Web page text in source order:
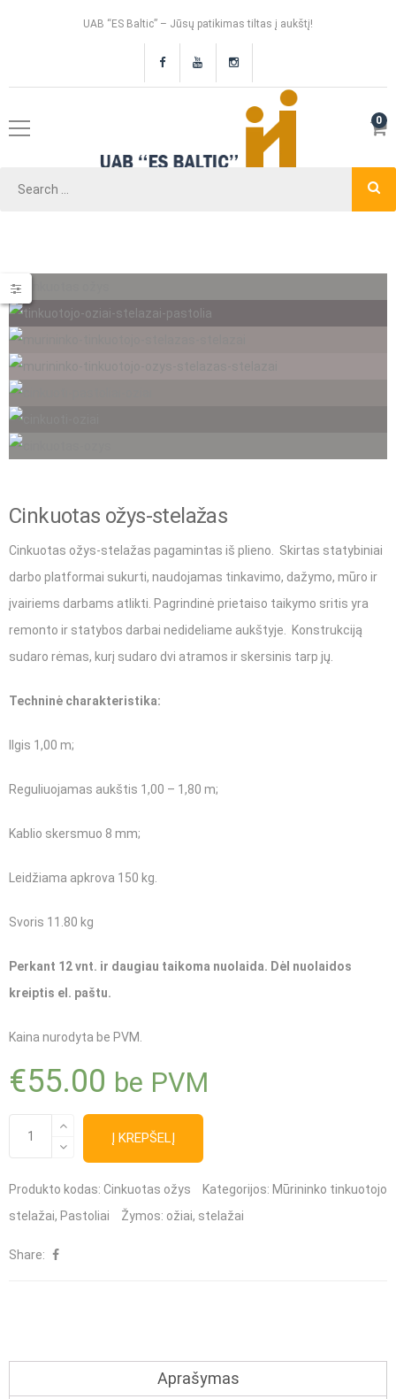
UAB “ES Baltic” – Jūsų patikimas tiltas į aukštį!
0
Cinkuotas ožys-stelažas
Cinkuotas ožys-stelažas pagamintas iš plieno. Skirtas statybiniai
darbo platformai sukurti, naudojamas tinkavimo, dažymo, mūro ir
įvairiems darbams atlikti. Pagrindinė prietaiso taikymo sritis yra
remonto ir statybos darbai nedideliame aukštyje. Konstrukciją
sudaro rėmas, kurį sudaro dvi atramos ir skersinis tarp jų.
Techninė charakteristika:
Ilgis 1,00 m;
Reguliuojamas aukštis 1,00 – 1,80 m;
Kablio skersmuo 8 mm;
Leidžiama apkrova 150 kg.
Svoris 11.80 kg
Perkant 12 vnt. ir daugiau taikoma nuolaida. Dėl nuolaidos
kreiptis el. paštu.
Kaina nurodyta be PVM.
€55.00 be PVM
Į KREPŠELĮ
Produkto kodas: Cinkuotas ožys Kategorijos: Mūrininko tinkuotojo
stelažai, Pastoliai Žymos: ožiai, stelažai
Share:
Aprašymas